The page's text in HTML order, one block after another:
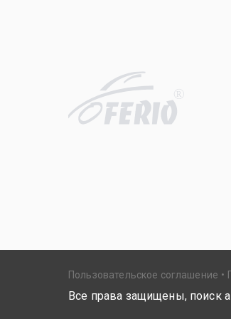
R
Пользовательское соглашение
Все права защищены, поиск